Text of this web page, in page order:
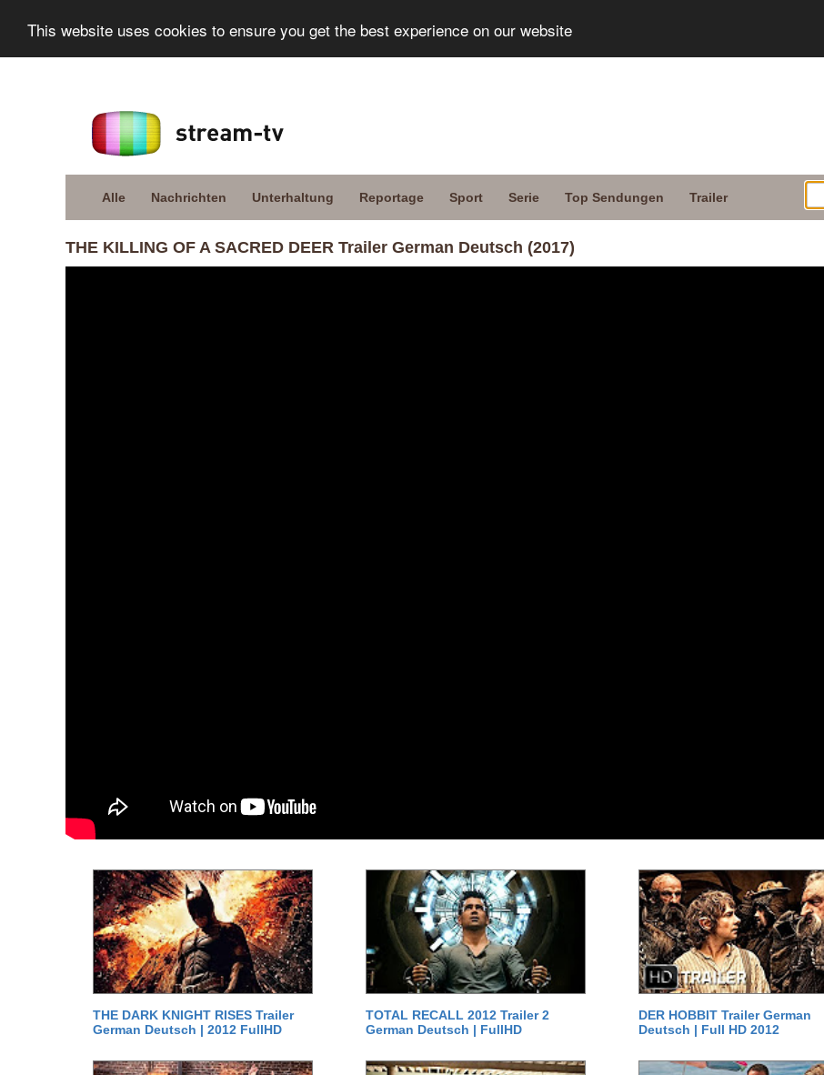
This website uses cookies to ensure you get the best experience on our website
Alle Nachrichten Unterhaltung Reportage Sport Serie Top Sendungen Trailer
THE KILLING OF A SACRED DEER Trailer German Deutsch (2017)
THE DARK KNIGHT RISES Trailer
German Deutsch | 2012 FullHD
TOTAL RECALL 2012 Trailer 2
German Deutsch | FullHD
DER HOBBIT Trailer German
Deutsch | Full HD 2012